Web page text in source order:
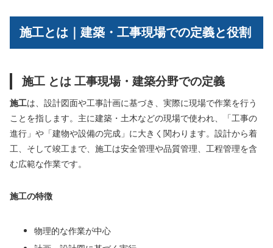
施工とは｜建築・工事現場での定義と役割
施工 とは 工事現場・建築分野での定義
施工は、設計図面や工事計画に基づき、実際に現場で作業を行う
ことを指します。主に建築・土木などの現場で使われ、「工事の
進行」や「建物や設備の完成」に大きく関わります。設計から着
工、そして竣工まで、施工は安全管理や品質管理、工程管理を含
む広範な作業です。
施工の特徴
物理的な作業が中心